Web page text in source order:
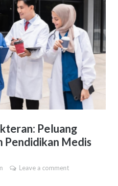
Peluang
Medis
Leave a comment